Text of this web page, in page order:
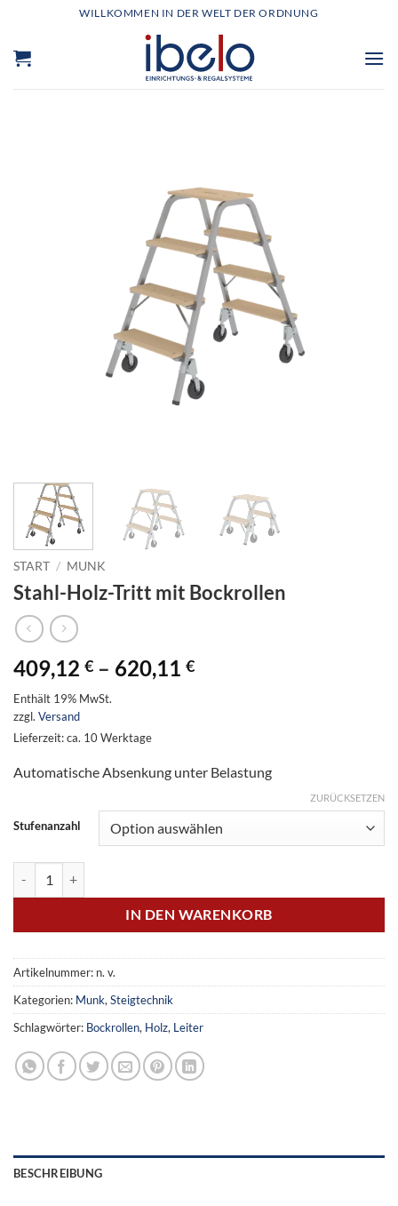
springen
WILLKOMMEN IN DER WELT DER ORDNUNG
START / MUNK
Stahl-Holz-Tritt mit Bockrollen
409,12 € – 620,11 €Preisspanne:
Enthält 19% MwSt.
zzgl. Versand
Lieferzeit: ca. 10 Werktage
Automatische Absenkung unter Belastung
Stufenanzahl
ZURÜCKSETZEN
IN DEN WARENKORB
Artikelnummer: n. v.
Kategorien: Munk, Steigtechnik
Schlagwörter: Bockrollen, Holz, Leiter
BESCHREIBUNG